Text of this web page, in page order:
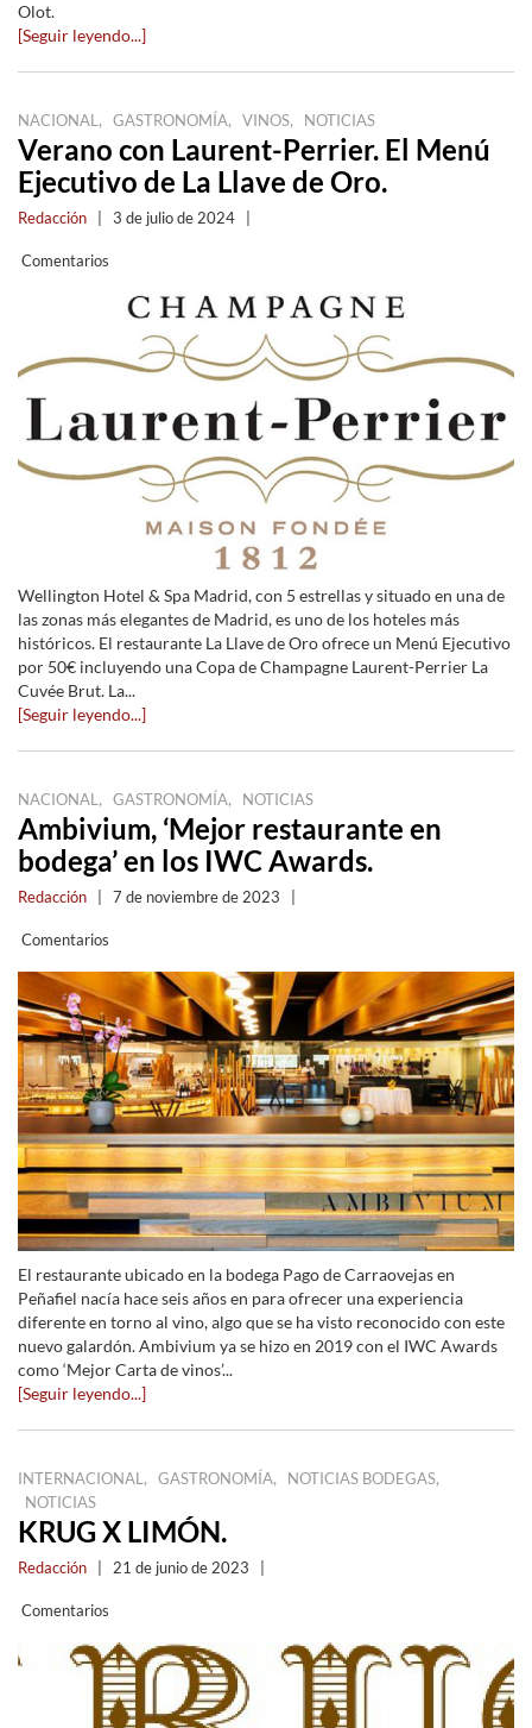
Olot.
[Seguir leyendo...]
NACIONAL, GASTRONOMÍA, VINOS, NOTICIAS
Verano con Laurent-Perrier. El Menú
Ejecutivo de La Llave de Oro.
Redacción 3 de julio de 2024
Comentarios
Wellington Hotel & Spa Madrid, con 5 estrellas y situado en una de
las zonas más elegantes de Madrid, es uno de los hoteles más
históricos. El restaurante La Llave de Oro ofrece un Menú Ejecutivo
por 50€ incluyendo una Copa de Champagne Laurent-Perrier La
Cuvée Brut. La...
[Seguir leyendo...]
NACIONAL , GASTRONOMÍA, NOTICIAS
Ambivium, ‘Mejor restaurante en
bodega’ en los IWC Awards.
Redacción 7 de noviembre de 2023
Comentarios
El restaurante ubicado en la bodega Pago de Carraovejas en
Peñafiel nacía hace seis años en para ofrecer una experiencia
diferente en torno al vino, algo que se ha visto reconocido con este
nuevo galardón. Ambivium ya se hizo en 2019 con el IWC Awards
como ‘Mejor Carta de vinos’...
[Seguir leyendo...]
INTERNACIONAL , GASTRONOMÍA, NOTICIAS BODEGAS,
NOTICIAS
KRUG X LIMÓN.
Redacción 21 de junio de 2023
Comentarios